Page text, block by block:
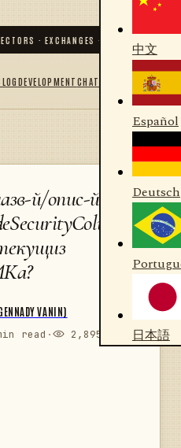
· EXCHANGES · BROKERS · CRYPTO
DEVELOPMENTCHAT
中文
Español
Deutsch
日本語
й/опис-й
VANIN)
read · 2,895 views